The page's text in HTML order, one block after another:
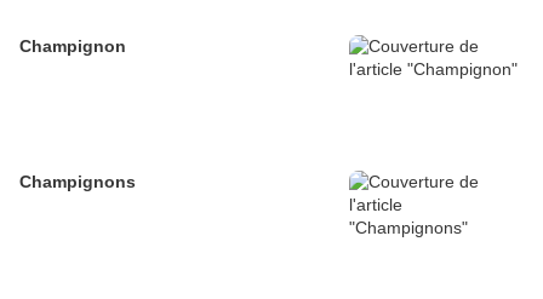
Champignon
Champignons